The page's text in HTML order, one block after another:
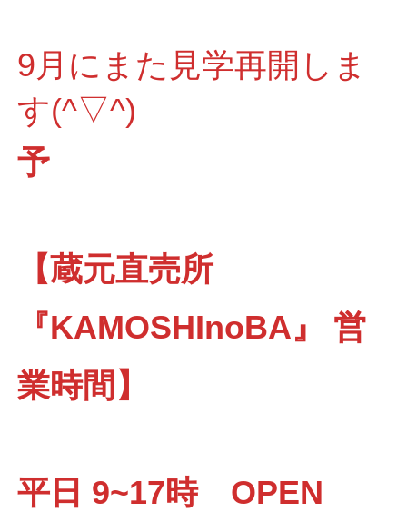
9月にまた見学再開しま
す(^▽^)
予
【蔵元直売所
『KAMOSHInoBA』 営
業時間】
平日 9~17時 OPEN